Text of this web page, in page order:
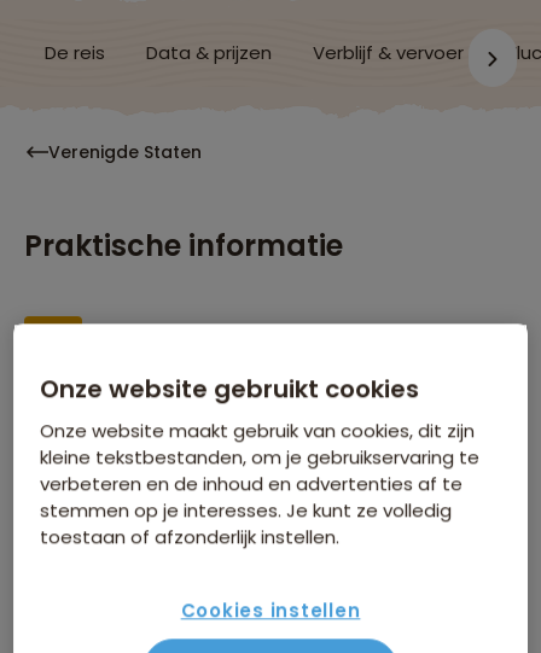
De reis Data & prijzen Verblijf & vervoer
Verenigde Staten
Praktische informatie
Inbegrepen in de reissom
Onze website gebruikt cookies
Onze website maakt gebruik van cookies, dit zijn
kleine tekstbestanden, om je gebruikservaring te
verbeteren en de inhoud en advertenties af te
stemmen op je interesses. Je kunt ze volledig
toestaan of afzonderlijk instellen.
Cookies instellen